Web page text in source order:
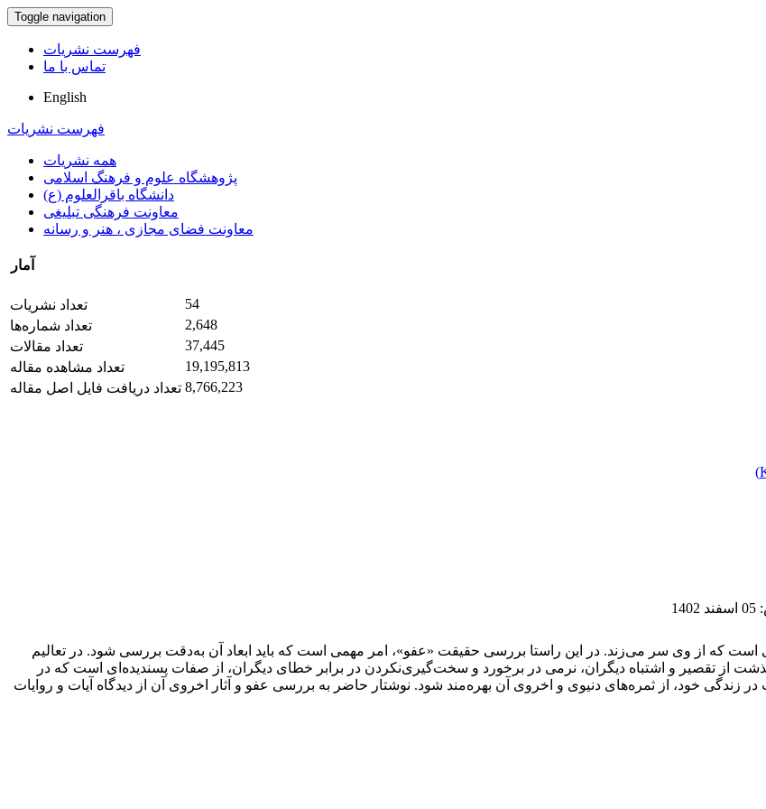
Toggle navigation
فهرست نشریات
تماس با ما
English
فهرست نشریات
همه نشریات
پژوهشگاه علوم و فرهنگ اسلامی
دانشگاه باقرالعلوم (ع)
معاونت فرهنگی تبلیغی
معاونت فضای مجازی ، هنر و رسانه
آمار
تعداد نشریات
54
تعداد شماره‌ها
2,648
تعداد مقالات
37,445
تعداد مشاهده مقاله
19,195,813
تعداد دریافت فایل اصل مقاله 8,766,223
)
: 05 اسفند 1402
که از وی سر می‌زند. در این راستا بررسی حقیقت «عفو»، امر مهمی است که باید ابعاد آن به‌دقت بررسی شود. در تعالیم
تقصیر و اشتباه دیگران، نرمی در برخورد و سخت‌گیری‌نکردن در برابر خطای دیگران، از صفات پسندیده‌ای است که در
خود، از ثمره‌های دنیوی و اخروی آن بهره‌مند شود. نوشتار حاضر به بررسی عفو و آثار اخروی آن از دیدگاه آیات و روایات